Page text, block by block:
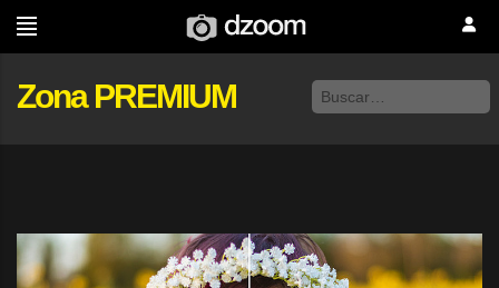
Zona PREMIUM